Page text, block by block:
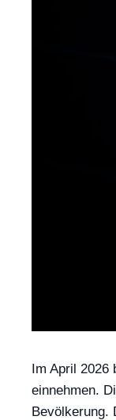
Im April 2026
einnehmen.
Bevölkerung.